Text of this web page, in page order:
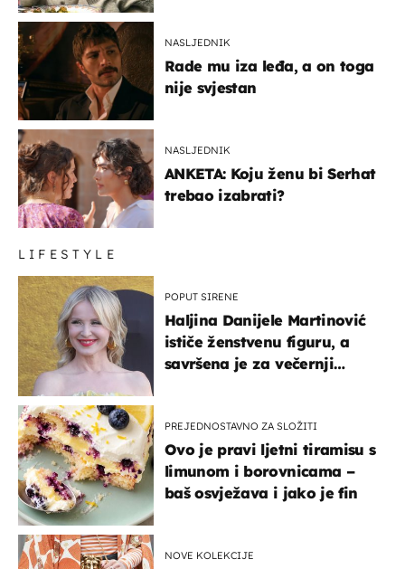
NASLJEDNIK
Rade mu iza leđa, a on toga
nije svjestan
NASLJEDNIK
ANKETA: Koju ženu bi Serhat
trebao izabrati?
LIFESTYLE
POPUT SIRENE
Haljina Danijele Martinović
ističe ženstvenu figuru, a
savršena je za večernji
PREJEDNOSTAVNO ZA SLOŽITI
Ovo je pravi ljetni tiramisu s
limunom i borovnicama –
baš osvježava i jako je fin
NOVE KOLEKCIJE